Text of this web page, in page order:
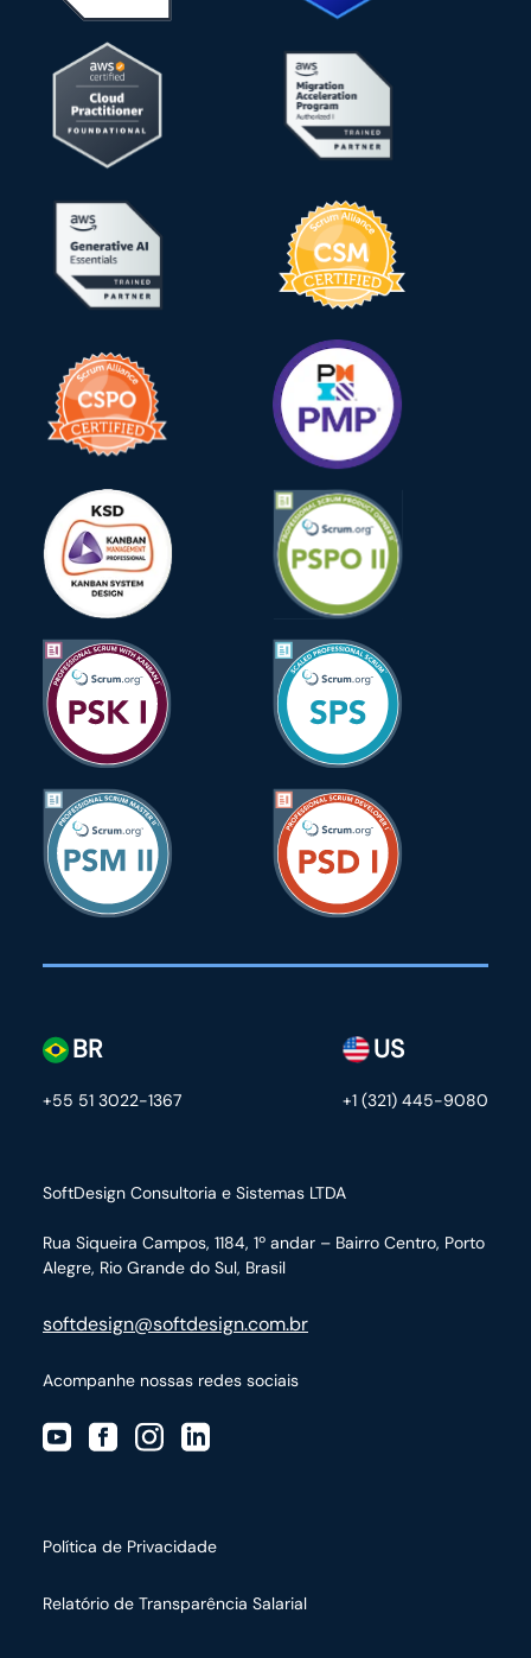
SoftDesign Consultoria e Sistemas LTDA
Rua Siqueira Campos, 1184, 1º andar – Bairro Centro, Porto
Alegre, Rio Grande do Sul, Brasil
softdesign@softdesign.com.br
BR
+55 51 3022-1367
US
+1 (321) 445-9080
Acompanhe nossas redes sociais
Política de Privacidade
Relatório de Transparência Salarial